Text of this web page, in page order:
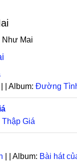
Như Mai
| | Album: Đường
Giá
| | Album: Bài hát